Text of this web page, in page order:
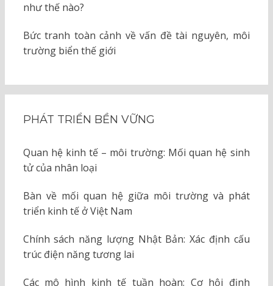
như thế nào?
Bức tranh toàn cảnh về vấn đề tài nguyên, môi
trường biển thế giới
PHÁT TRIỂN BỀN VỮNG
Quan hệ kinh tế – môi trường: Mối quan hệ sinh
tử của nhân loại
Bàn về mối quan hệ giữa môi trường và phát
triển kinh tế ở Việt Nam
Chính sách năng lượng Nhật Bản: Xác định cấu
trúc điện năng tương lai
Các mô hình kinh tế tuần hoàn: Cơ hội định